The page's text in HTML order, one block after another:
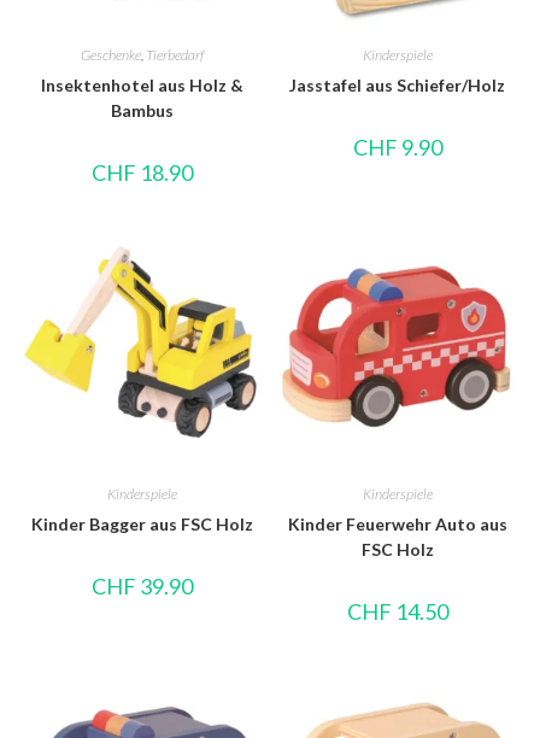
Geschenke, Tierbedarf
Insektenhotel aus Holz &
Bambus
CHF 18.90
Kinderspiele
Jasstafel aus Schiefer/Holz
CHF 9.90
Kinderspiele
Kinder Bagger aus FSC Holz
CHF 39.90
Kinderspiele
Kinder Feuerwehr Auto aus
FSC Holz
CHF 14.50